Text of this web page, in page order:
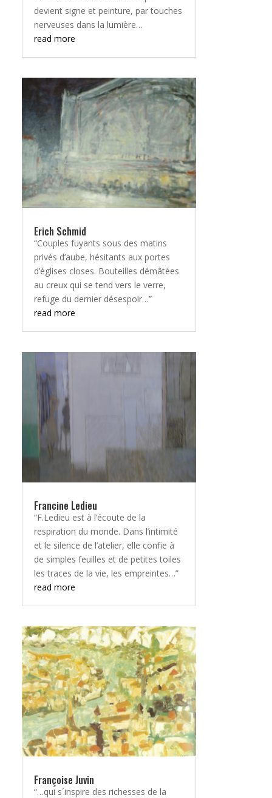
devient signe et peinture, par touches
nerveuses dans la lumière…
read more
Erich Schmid
“Couples fuyants sous des matins
privés d’aube, hésitants aux portes
d’églises closes. Bouteilles démâtées
au creux qui se tend vers le verre,
refuge du dernier désespoir…”
read more
Francine Ledieu
“F.Ledieu est à l’écoute de la
respiration du monde. Dans l’intimité
et le silence de l’atelier, elle confie à
de simples feuilles et de petites toiles
les traces de la vie, les empreintes…”
read more
Françoise Juvin
“…qui s´inspire des richesses de la